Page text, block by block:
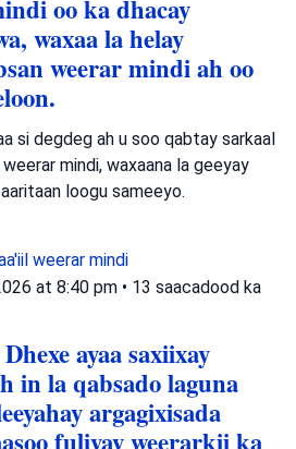
oo ka dhacay
waxaa la helay
weerar mindi ah oo
si degdeg ah u soo qabtay sarkaal
mindi, waxaana la geeyay
loogu sameeyo.
weerar mindi
at 8:40 pm • 13 saacadood ka
ayaa saxiixay
in la qabsado laguna
argagixisada